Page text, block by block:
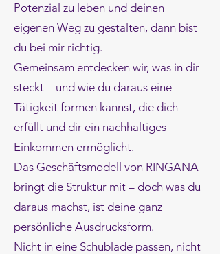
Potenzial zu leben und deinen
eigenen Weg zu gestalten, dann bist
du bei mir richtig.
Gemeinsam entdecken wir, was in dir
steckt – und wie du daraus eine
Tätigkeit formen kannst, die dich
erfüllt und dir ein nachhaltiges
Einkommen ermöglicht.
Das Geschäftsmodell von RINGANA
bringt die Struktur mit – doch was du
daraus machst, ist deine ganz
persönliche Ausdrucksform.
Nicht in eine Schublade passen, nicht